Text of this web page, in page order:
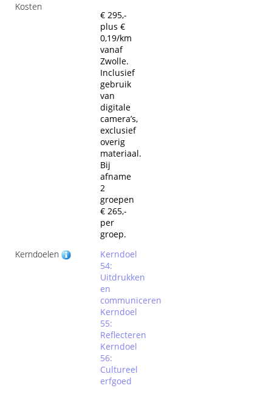
Kosten
€ 295,-
plus €
0,19/km
vanaf
Zwolle.
Inclusief
gebruik
van
digitale
camera’s,
exclusief
overig
materiaal.
Bij
afname
2
groepen
€ 265,-
per
groep.
Kerndoelen
Kerndoel
54:
Uitdrukken
en
communiceren
Kerndoel
55:
Reflecteren
Kerndoel
56:
Cultureel
erfgoed